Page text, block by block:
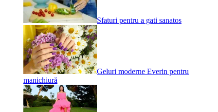
Sfaturi pentru a gati sanatos
Geluri moderne Everin pentru
manichiură